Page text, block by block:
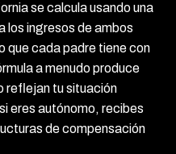
se calcula usando una
los ingresos de ambos
que cada padre tiene con
a menudo produce
reflejan tu situación
eres autónomo, recibes
de compensación